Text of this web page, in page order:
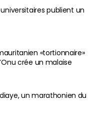
universitaires publient un
«tortionnaire»
crée un malaise
un marathonien du